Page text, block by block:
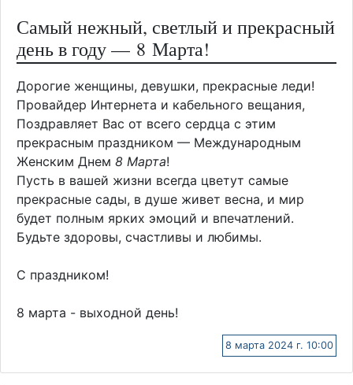
Самый нежный, светлый и прекрасный
день в году — 8 Марта!
Дорогие женщины, девушки, прекрасные леди!
Провайдер Интернета и кабельного вещания,
Поздравляет Вас от всего сердца с этим
прекрасным праздником — Международным
Женским Днем 8 Марта!
Пусть в вашей жизни всегда цветут самые
прекрасные сады, в душе живет весна, и мир
будет полным ярких эмоций и впечатлений.
Будьте здоровы, счастливы и любимы.
С праздником!
8 марта - выходной день!
8 марта 2024 г. 10:00